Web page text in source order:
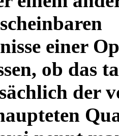
einer
ob das
der